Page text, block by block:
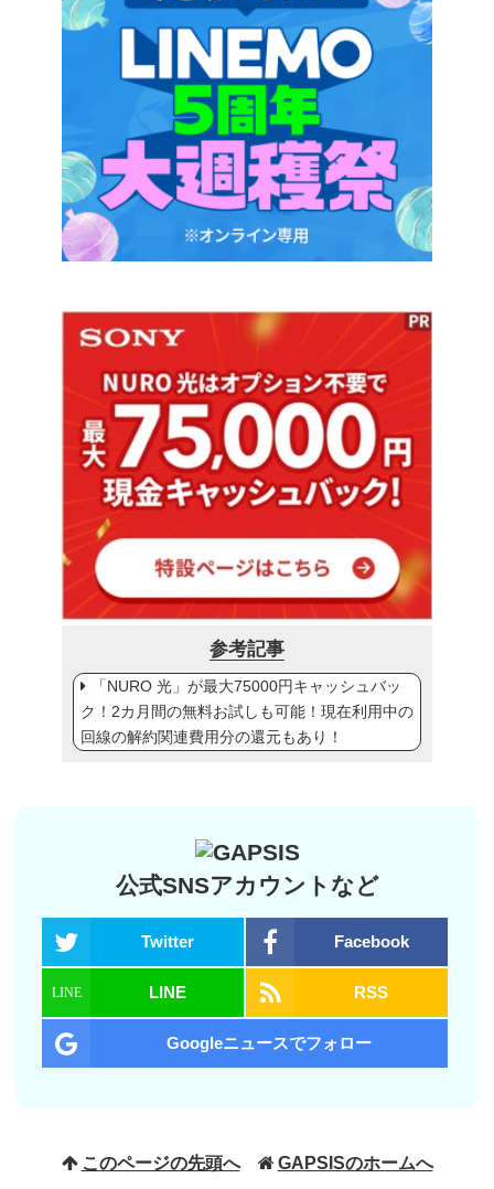
参考記事
「NURO 光」が最大75000円キャッシュバッ
ク！2カ月間の無料お試しも可能！現在利用中の
回線の解約関連費用分の還元もあり！
公式SNSアカウントなど
Twitter Facebook
LINE RSS
Googleニュースでフォロー
このページの先頭へ GAPSISのホームへ